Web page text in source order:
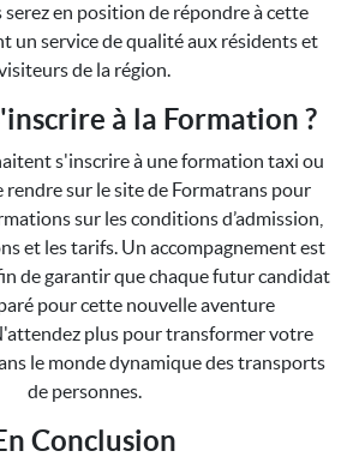
serez en position de répondre à cette
un service de qualité aux résidents et
de la région.
à la Formation ?
s'inscrire à une formation taxi ou
rendre sur le site de Formatrans pour
sur les conditions d’admission,
et les tarifs. Un accompagnement est
de garantir que chaque futur candidat
pour cette nouvelle aventure
plus pour transformer votre
le monde dynamique des transports
de personnes.
Conclusion